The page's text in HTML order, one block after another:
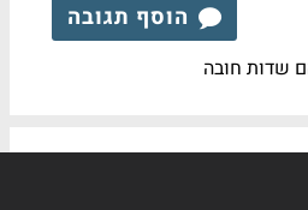
הוסף תגובה
שדות חובה